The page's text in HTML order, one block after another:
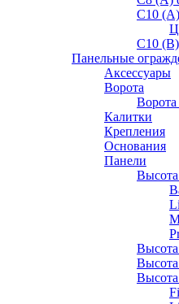
С10
С10
Панельные
Аксессуары
Ворота
Калитки
Крепления
Основания
Панели